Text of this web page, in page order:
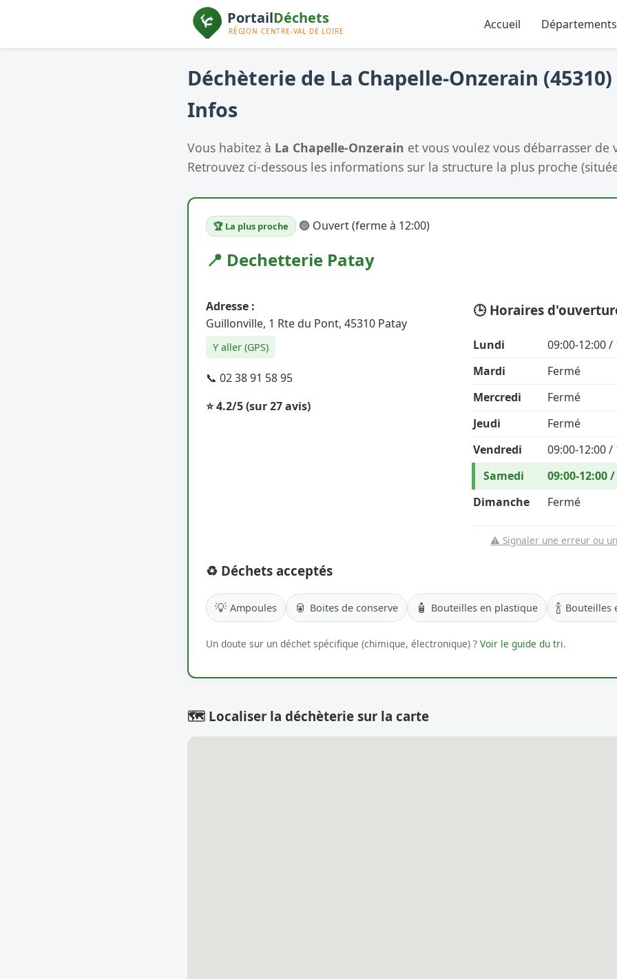
Accueil
Déchèterie de La Chapelle-Onzerain
Infos
Vous habitez à La Chapelle-Onzerain et vous voulez vous débarrasser de
Retrouvez ci-dessous les informations sur la structure la plus proche
🏆 La plus proche 🟢 Ouvert (ferme à 12:00)
📍 Dechetterie Patay
Adresse :
Guillonville, 1 Rte du Pont, 45310 Patay
Y aller (GPS)
📞 02 38 91 58 95
⭐ 4.2/5(sur 27 avis)
🕒 Horaires
Lundi
09:00-12:00 /
Mardi
Fermé
Mercredi
Fermé
Jeudi
Fermé
Vendredi
09:00-12:00 /
Samedi
09:00-12:00
Dimanche
Fermé
⚠️ Signaler une erreur ou
♻️ Déchets acceptés
💡 Ampoules 🥫 Boites de conserve 🧴 Bouteilles en plastique 🍾 Bouteilles
Un doute sur un déchet spécifique (chimique, électronique) ? Voir le guide du tri.
🗺️ Localiser la déchèterie sur la carte